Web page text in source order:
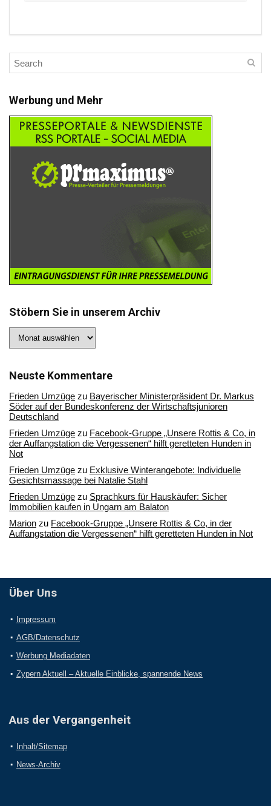
Werbung und Mehr
Stöbern Sie in unserem Archiv
Sie
Archiv
Neuste Kommentare
Frieden Umzüge zu Bayerischer Ministerpräsident Dr. Markus
Söder auf der Bundeskonferenz der Wirtschaftsjunioren
Deutschland
Frieden Umzüge zu Facebook-Gruppe „Unsere Rottis & Co, in
der Auffangstation die Vergessenen“ hilft geretteten Hunden in
Not
Frieden Umzüge zu Exklusive Winterangebote: Individuelle
Gesichtsmassage bei Natalie Stahl
Frieden Umzüge zu Sprachkurs für Hauskäufer: Sicher
Immobilien kaufen in Ungarn am Balaton
Marion zu Facebook-Gruppe „Unsere Rottis & Co, in der
Auffangstation die Vergessenen“ hilft geretteten Hunden in Not
Über Uns
Impressum
AGB/Datenschutz
Werbung Mediadaten
Zypern Aktuell – Aktuelle Einblicke, spannende News
Aus der Vergangenheit
Inhalt/Sitemap
News-Archiv